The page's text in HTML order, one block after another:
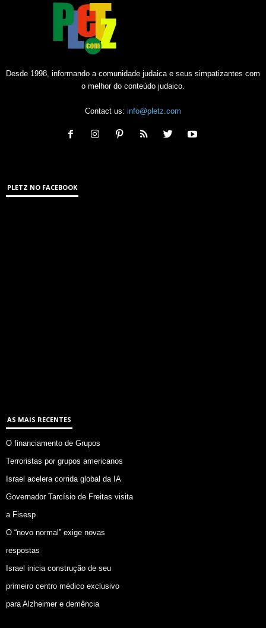
Desde 1998, informando a comunidade judaica e seus simpatizantes com
o melhor do conteúdo judaico.
Contact us: info@pletz.com
PLETZ NO FACEBOOK
AS MAIS RECENTES
O financiamento de Grupos
Terroristas por grupos americanos
Israel acelera corrida global da IA
Governador Tarcísio de Freitas visita
a Fisesp
O “novo normal” exige novas
respostas
Israel inicia construção de seu
primeiro centro médico exclusivo
para Alzheimer e demência